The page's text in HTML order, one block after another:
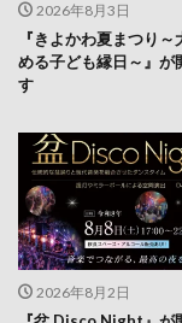
2026年8月3日
『きよかわ夏まつり～
める子ども縁日～』が
す
2026年8月2日